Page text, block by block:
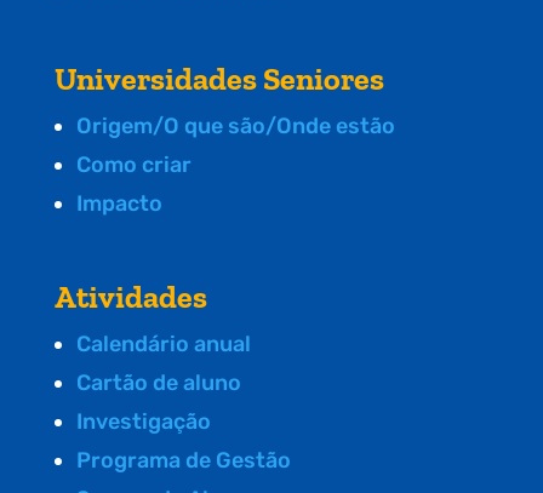
Universidades Seniores
Origem/O que são/Onde estão
Como criar
Impacto
Atividades
Calendário anual
Cartão de aluno
Investigação
Programa de Gestão